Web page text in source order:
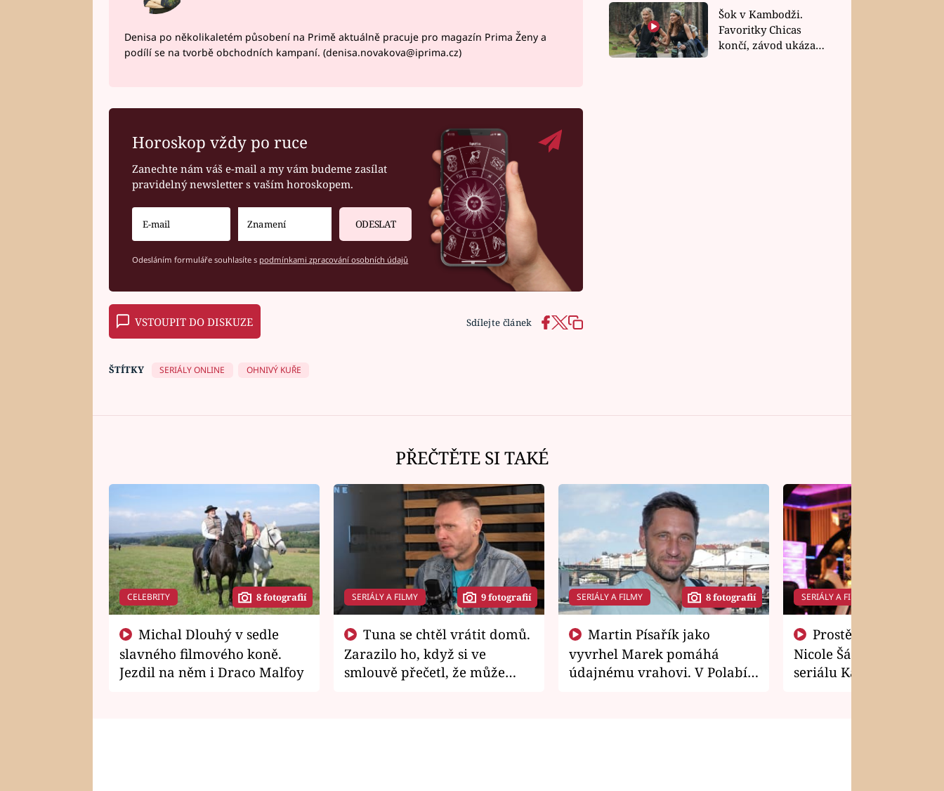
Denisa po několikaletém působení na Primě aktuálně pracuje pro magazín Prima Ženy a
podílí se na tvorbě obchodních kampaní. (denisa.novakova@iprima.cz)
Horoskop vždy po ruce
Zanechte nám váš e-mail a my vám budeme zasílat
pravidelný newsletter s vaším horoskopem.
ODESLAT
Odesláním formuláře souhlasíte s podmínkami zpracování osobních údajů
VSTOUPIT DO DISKUZE Sdílejte článek
ŠTÍTKY SERIÁLY ONLINE OHNIVÝ KUŘE
závodu nůž na krku
Šok v Kambodži.
Favoritky Chicas
končí, závod ukázal
PŘEČTĚTE SI TAKÉ
CELEBRITY 8 fotografií
slavného filmového koně.
Jezdil na něm i Draco Malfoy
SERIÁLY A FILMY 9 fotografií
Zarazilo ho, když si ve
smlouvě přečetl, že může
SERIÁLY A FILMY 8 fotografií
vyvrhel Marek pomáhá
údajnému vrahovi. V Polabí
SERIÁLY A FILMY
Nicole Šáchová získala
seriálu Kamarádi